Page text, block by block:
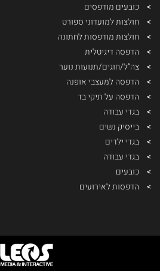
כובעים מודפסים
חולצות למועדוני ספורט
חולצות מודפסות לחתונה
הדפסה דיגיטלית
צה”ל/חוגים/תנועות נוער
הדפסה למעצבי אופנה
הדפסה על תיקי בד
בגדי עבודה
בייסיק נשים
בגדי ילדים
בגדי עבודה
כובעים
הדפסות לאירועים